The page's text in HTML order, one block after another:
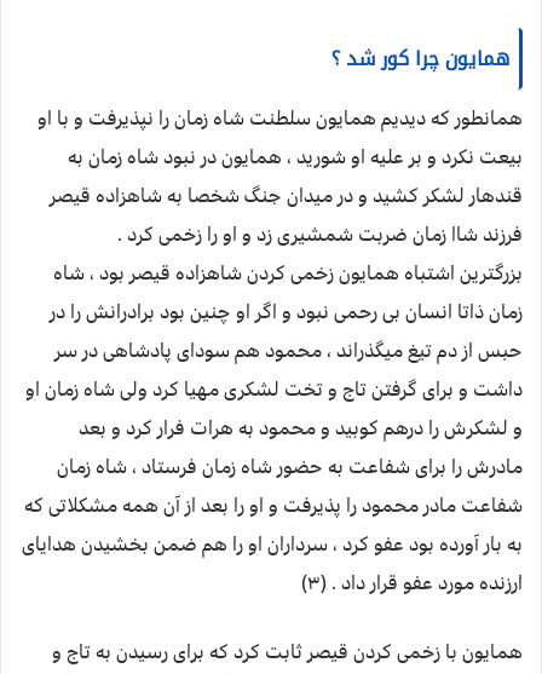
همایون چرا کور شد ؟
همانطور که دیدیم همایون سلطنت شاه زمان را نپذیرفت و با او
بیعت نکرد و بر علیه او شورید ، همایون در نبود شاه زمان به
قندهار لشکر کشید و در میدان جنگ شخصا به شاهزاده قیصر
فرزند شاا زمان ضربت شمشیری زد و او را زخمی کرد .
بزرگترین اشتباه همایون زخمی کردن شاهزاده قیصر بود ، شاه
زمان ذاتا انسان بی رحمی نبود و اگر او چنین بود برادرانش را در
حبس از دم تیغ میگذراند ، محمود هم سودای پادشاهی در سر
داشت و برای گرفتن تاج و تخت لشکری مهیا کرد ولی شاه زمان او
و لشکرش را درهم کوبید و محمود به هرات فرار کرد و بعد
مادرش را برای شفاعت به حضور شاه زمان فرستاد ، شاه زمان
شفاعت مادر محمود را پذیرفت و او را بعد از آن همه مشکلاتی که
به بار آورده بود عفو کرد ، سرداران او را هم ضمن بخشیدن هدایای
ارزنده مورد عفو قرار داد . (۳)
همایون با زخمی کردن قیصر ثابت کرد که برای رسیدن به تاج و